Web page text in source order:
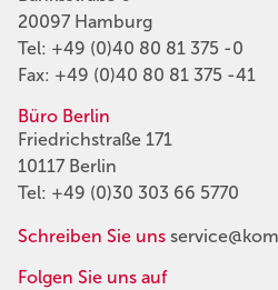
20097 Hamburg
Tel: +49 (0)40 80 81 375 -0
Fax: +49 (0)40 80 81 375 -41
Büro Berlin
Friedrichstraße 171
10117 Berlin
Tel: +49 (0)30 303 66 5770
Schreiben Sie uns
Folgen Sie uns auf